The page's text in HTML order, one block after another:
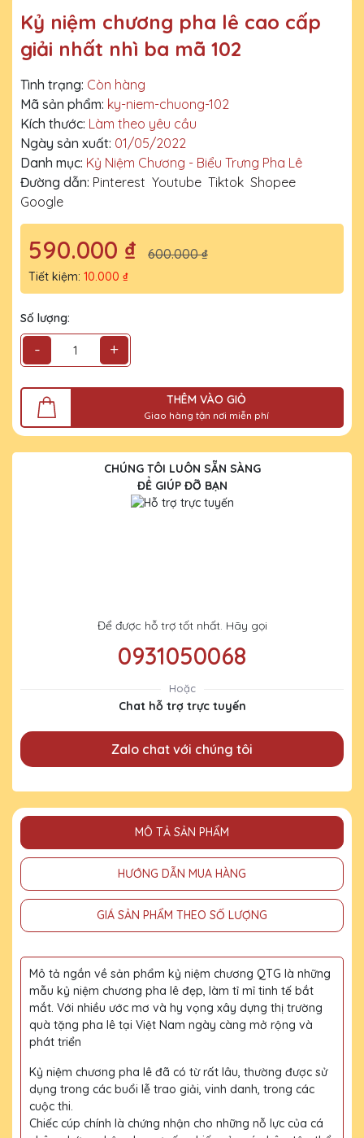
Kỷ niệm chương pha lê cao cấp
giải nhất nhì ba mã 102
Tình trạng: Còn hàng
Mã sản phẩm: ky-niem-chuong-102
Kích thước: Làm theo yêu cầu
Ngày sản xuất: 01/05/2022
Danh mục: Kỷ Niệm Chương - Biểu Trưng Pha Lê
Đường dẫn: Pinterest Youtube Tiktok Shopee
Google
590.000 ₫ 600.000 ₫
Tiết kiệm: 10.000 ₫
Số lượng:
- +
THÊM VÀO GIỎ
Giao hàng tận nơi miễn phí
CHÚNG TÔI LUÔN SẴN SÀNG
ĐỂ GIÚP ĐỠ BẠN
Để được hỗ trợ tốt nhất. Hãy gọi
0931050068
Hoặc
Chat hỗ trợ trực tuyến
Zalo chat với chúng tôi
MÔ TẢ SẢN PHẨM
HƯỚNG DẪN MUA HÀNG
GIÁ SẢN PHẨM THEO SỐ LƯỢNG
Mô tả ngắn về sản phẩm kỷ niệm chương QTG là những
mẫu kỷ niệm chương pha lê đẹp, làm tỉ mỉ tinh tế bắt
mắt. Với nhiều ước mơ và hy vọng xây dựng thị trường
quà tặng pha lê tại Việt Nam ngày càng mở rộng và
phát triển
Kỷ niệm chương pha lê đã có từ rất lâu, thường được sử
dụng trong các buổi lễ trao giải, vinh danh, trong các
cuộc thi.
Chiếc cúp chính là chứng nhận cho những nỗ lực của cá